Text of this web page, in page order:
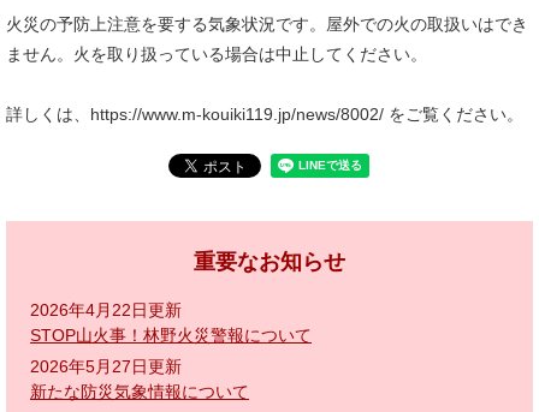
火災の予防上注意を要する気象状況です。屋外での火の取扱いはでき
ません。火を取り扱っている場合は中止してください。
詳しくは、https://www.m-kouiki119.jp/news/8002/ をご覧ください。
重要なお知らせ
2026年4月22日更新
STOP山火事！林野火災警報について
2026年5月27日更新
新たな防災気象情報について